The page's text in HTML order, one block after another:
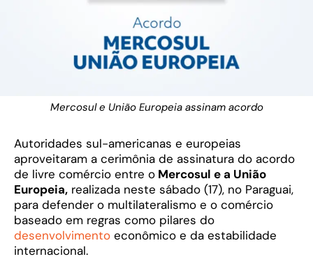
Mercosul e União Europeia assinam acordo
Autoridades sul-americanas e europeias
aproveitaram a cerimônia de assinatura do acordo
de livre comércio entre o Mercosul e a União
Europeia, realizada neste sábado (17), no Paraguai,
para defender o multilateralismo e o comércio
baseado em regras como pilares do
desenvolvimento econômico e da estabilidade
internacional.